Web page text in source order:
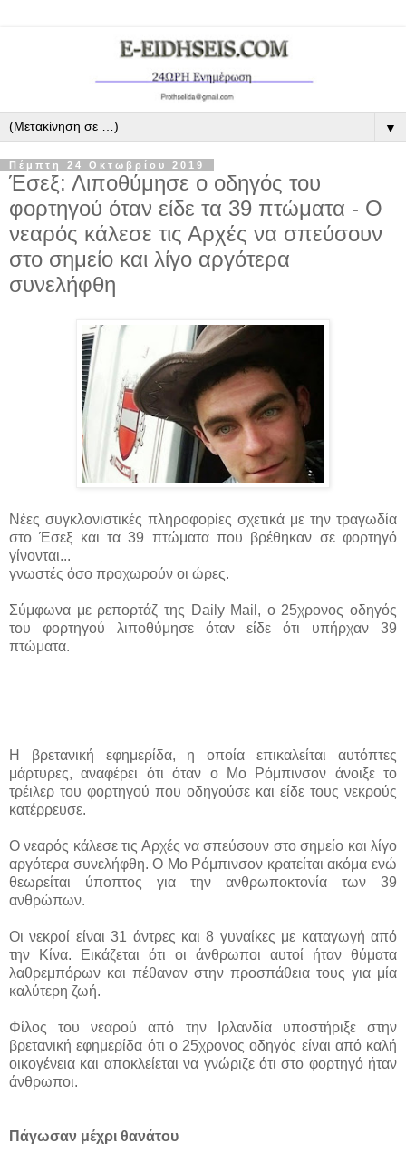
▼
Πέμπτη 24 Οκτωβρίου 2019
Έσεξ: Λιποθύμησε ο οδηγός του
φορτηγού όταν είδε τα 39 πτώματα - Ο
νεαρός κάλεσε τις Αρχές να σπεύσουν
στο σημείο και λίγο αργότερα
συνελήφθη
Νέες συγκλονιστικές πληροφορίες σχετικά με την τραγωδία
στο Έσεξ και τα 39 πτώματα που βρέθηκαν σε φορτηγό
γίνονται...
γνωστές όσο προχωρούν οι ώρες.
Σύμφωνα με ρεπορτάζ της Daily Mail, ο 25χρονος οδηγός
του φορτηγού λιποθύμησε όταν είδε ότι υπήρχαν 39
πτώματα.
Η βρετανική εφημερίδα, η οποία επικαλείται αυτόπτες
μάρτυρες, αναφέρει ότι όταν ο Μο Ρόμπινσον άνοιξε το
τρέιλερ του φορτηγού που οδηγούσε και είδε τους νεκρούς
κατέρρευσε.
Ο νεαρός κάλεσε τις Αρχές να σπεύσουν στο σημείο και λίγο
αργότερα συνελήφθη. Ο Μο Ρόμπινσον κρατείται ακόμα ενώ
θεωρείται ύποπτος για την ανθρωποκτονία των 39
ανθρώπων.
Oι νεκροί είναι 31 άντρες και 8 γυναίκες με καταγωγή από
την Κίνα. Εικάζεται ότι οι άνθρωποι αυτοί ήταν θύματα
λαθρεμπόρων και πέθαναν στην προσπάθεια τους για μία
καλύτερη ζωή.
Φίλος του νεαρού από την Ιρλανδία υποστήριξε στην
βρετανική εφημερίδα ότι ο 25χρονος οδηγός είναι από καλή
οικογένεια και αποκλείεται να γνώριζε ότι στο φορτηγό ήταν
άνθρωποι.
Πάγωσαν μέχρι θανάτου